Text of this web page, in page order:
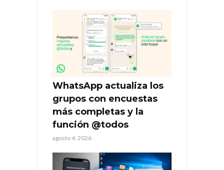
WhatsApp actualiza los
grupos con encuestas
más completas y la
función @todos
agosto 4, 2026